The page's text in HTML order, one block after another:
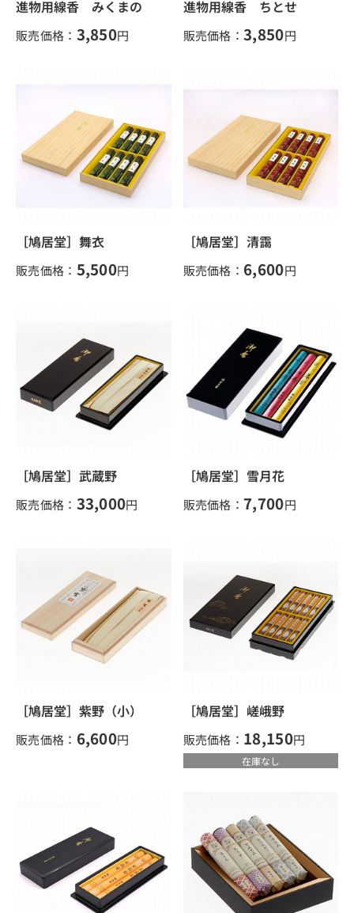
進物用線香 みくまの
販売価格： 3,850円
進物用線香 ちとせ
販売価格： 3,850円
［鳩居堂］舞衣
販売価格： 5,500円
［鳩居堂］清靄
販売価格： 6,600円
［鳩居堂］武蔵野
販売価格： 33,000円
［鳩居堂］雪月花
販売価格： 7,700円
［鳩居堂］紫野（小）
販売価格： 6,600円
［鳩居堂］嵯峨野
販売価格： 18,150円
在庫なし